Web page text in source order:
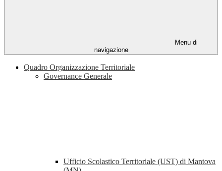
Menu di
navigazione
Quadro Organizzazione Territoriale
Governance Generale
Ufficio Scolastico Territoriale (UST) di Mantova